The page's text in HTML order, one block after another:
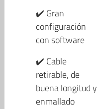
✔️ Gran
configuración
con software
✔️ Cable
retirable, de
buena longitud y
enmallado